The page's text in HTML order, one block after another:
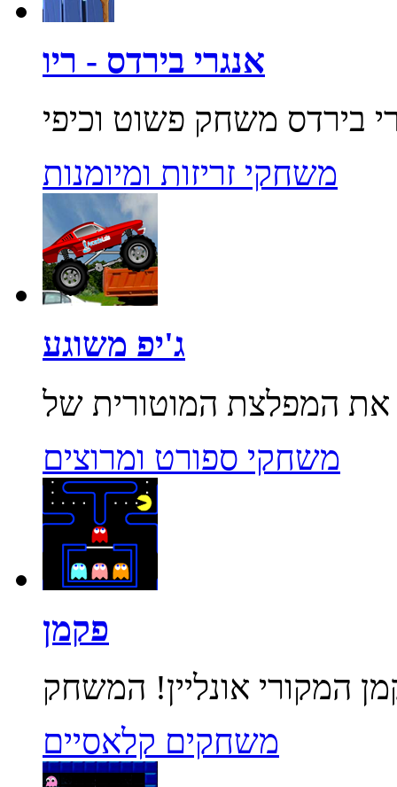
אנגרי בירדס - ריו
משחקי זריזות ומיומנות
ג'יפ משוגע
משחקי ספורט ומרוצים
פקמן
משחקים קלאסיים